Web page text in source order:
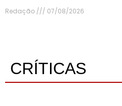
Redação
07/08/2026
CRÍTICAS